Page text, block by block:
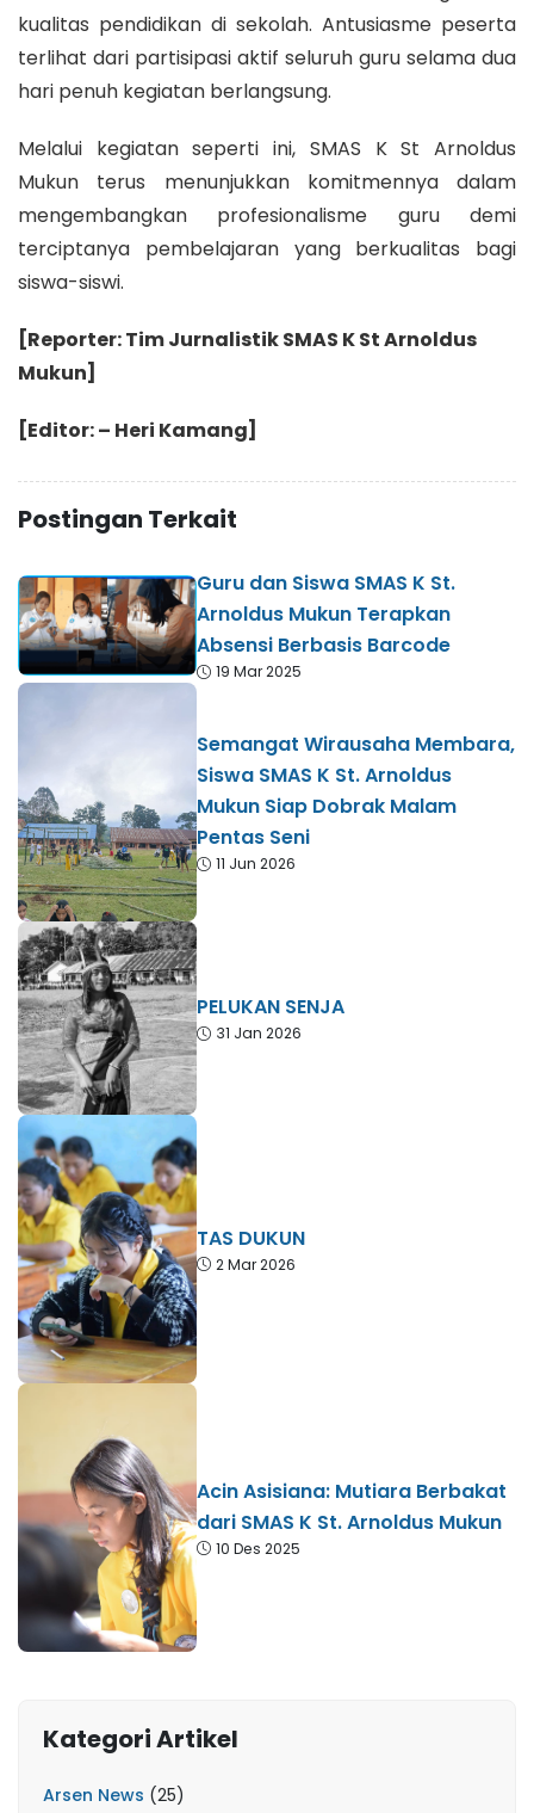
kualitas pendidikan di sekolah. Antusiasme peserta
terlihat dari partisipasi aktif seluruh guru selama dua
hari penuh kegiatan berlangsung.
Melalui kegiatan seperti ini, SMAS K St Arnoldus
Mukun terus menunjukkan komitmennya dalam
mengembangkan profesionalisme guru demi
terciptanya pembelajaran yang berkualitas bagi
siswa-siswi.
[Reporter: Tim Jurnalistik SMAS K St Arnoldus
Mukun]
[Editor: – Heri Kamang]
Postingan Terkait
Guru dan Siswa SMAS K St.
Arnoldus Mukun Terapkan
Absensi Berbasis Barcode
19 Mar 2025
Semangat Wirausaha Membara,
Siswa SMAS K St. Arnoldus
Mukun Siap Dobrak Malam
Pentas Seni
11 Jun 2026
PELUKAN SENJA
31 Jan 2026
TAS DUKUN
2 Mar 2026
Acin Asisiana: Mutiara Berbakat
dari SMAS K St. Arnoldus Mukun
10 Des 2025
Kategori Artikel
Arsen News (25)